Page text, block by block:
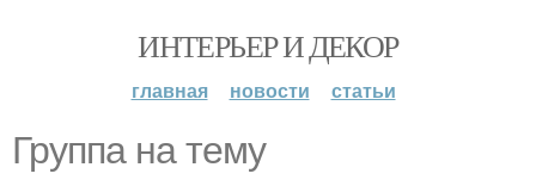
ИНТЕРЬЕР И ДЕКОР
главная новости статьи
Группа на тему